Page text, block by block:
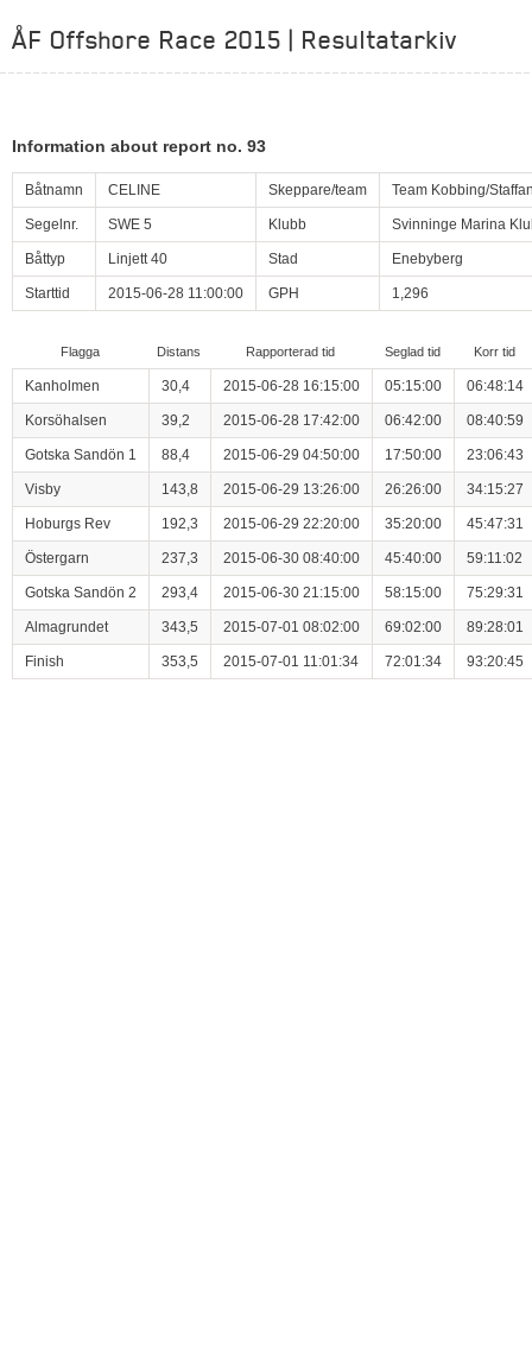
ÅF Offshore Race 2015 | Resultatarkiv
Information about report no. 93
Båtnamn CELINE Skeppare/team Team Kobbing/
Segelnr. SWE 5 Klubb Svinninge Marina
Båttyp Linjett 40 Stad Enebyberg
Starttid 2015-06-28 11:00:00 GPH 1,296
Flagga Distans Rapporterad tid Seglad tid Korr tid
Kanholmen 30,4 2015-06-28 16:15:00 05:15:00 06:48:14
Korsöhalsen 39,2 2015-06-28 17:42:00 06:42:00 08:40:59
Gotska Sandön 1 88,4 2015-06-29 04:50:00 17:50:00 23:06:43
Visby 143,8 2015-06-29 13:26:00 26:26:00 34:15:27
Hoburgs Rev 192,3 2015-06-29 22:20:00 35:20:00 45:47:31
Östergarn 237,3 2015-06-30 08:40:00 45:40:00 59:11:02
Gotska Sandön 2 293,4 2015-06-30 21:15:00 58:15:00 75:29:31
Almagrundet 343,5 2015-07-01 08:02:00 69:02:00 89:28:01
Finish 353,5 2015-07-01 11:01:34 72:01:34 93:20:45